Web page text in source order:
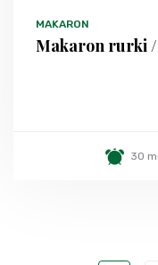
MAKARON
Makaron rurki
30